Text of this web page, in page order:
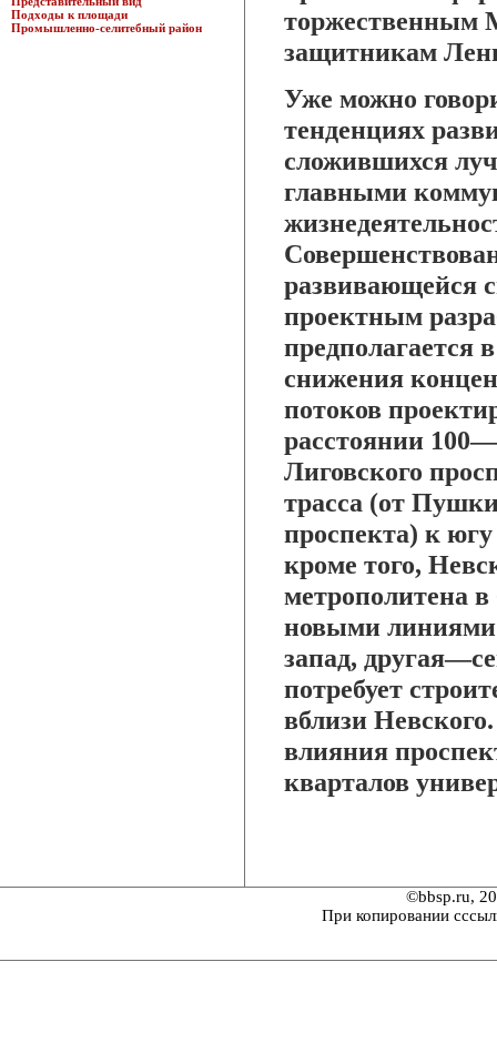
Подходы к площади
Промышленно-селитебный район
торжественным
защитникам
Уже можно
тенденциях
сложившихся
главными
развивающейся
проектным
предполагается
снижения
потоков
расстоянии
Лиговского
трасса (от
проспекта) к
кроме того,
метрополитена в
новыми линиями
запад,
потребует
вблизи
влияния
кварталов
©bbsp.ru,
При копировании